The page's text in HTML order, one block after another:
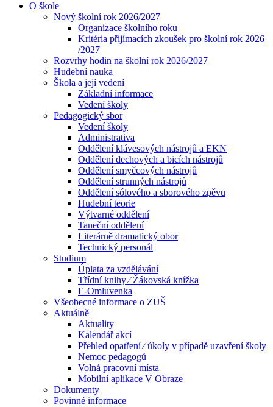
O škole
Nový školní rok 2026/2027
Organizace školního roku
Kritéria přijímacích zkoušek pro školní rok 2026
/2027
Rozvrhy hodin na školní rok 2026/2027
Hudební nauka
Škola a její vedení
Základní informace
Vedení školy
Pedagogický sbor
Vedení školy
Administrativa
Oddělení klávesových nástrojů a EKN
Oddělení dechových a bicích nástrojů
Oddělení smyčcových nástrojů
Oddělení strunných nástrojů
Oddělení sólového a sborového zpěvu
Hudební teorie
Výtvarné oddělení
Taneční oddělení
Literárně dramatický obor
Technický personál
Studium
Úplata za vzdělávání
Třídní knihy ⁄ Žákovská knížka
E-Omluvenka
Všeobecné informace o ZUŠ
Aktuálně
Aktuality
Kalendář akcí
Přehled opatření ⁄ úkoly v případě uzavření školy
Nemoc pedagogů
Volná pracovní místa
Mobilní aplikace V Obraze
Dokumenty
Povinné informace